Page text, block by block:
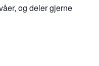
og deler gjerne